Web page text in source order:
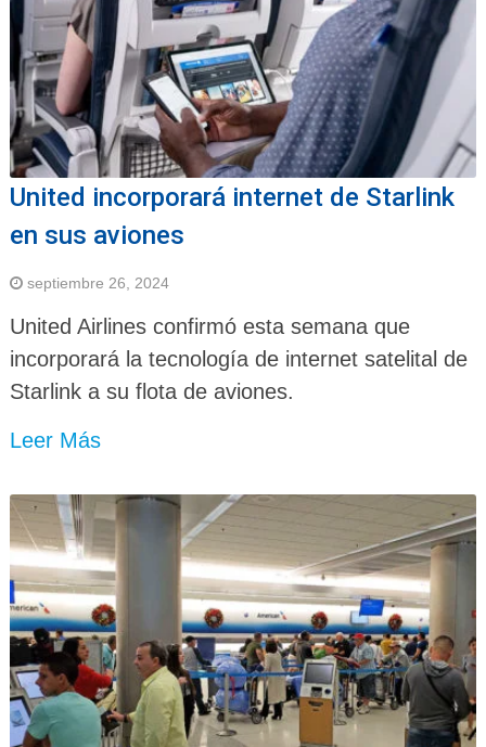
United incorporará internet de Starlink
en sus aviones
septiembre 26, 2024
United Airlines confirmó esta semana que
incorporará la tecnología de internet satelital de
Starlink a su flota de aviones.
Leer Más